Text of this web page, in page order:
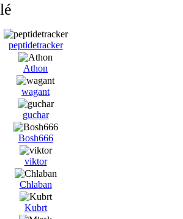
peptidetracker
Athon
wagant
guchar
Bosh666
viktor
Chlaban
Kubrt